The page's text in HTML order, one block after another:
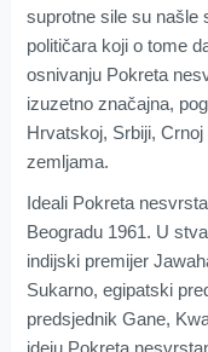
suprotne sile su našle
političara koji o tome
osnivanju Pokreta
izuzetno značajna,
Hrvatskoj, Srbiji,
zemljama.
Ideali Pokreta
Beogradu 1961. U
indijski premijer
Sukarno, egipatski
predsjednik Gane,